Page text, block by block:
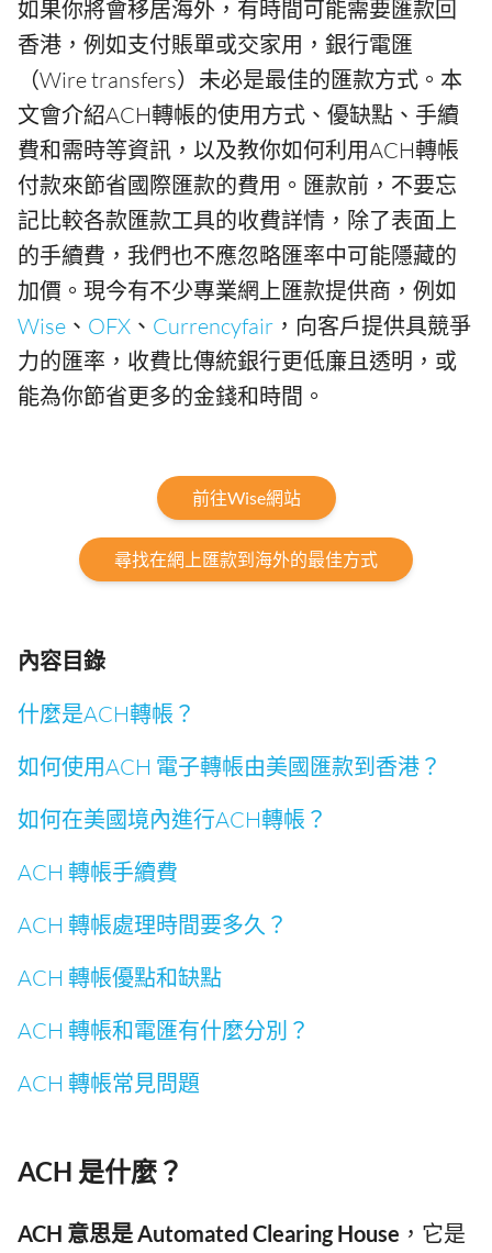
如果你將會移居海外，有時間可能需要匯款回
香港，例如支付賬單或交家用，銀行電匯
（Wire transfers）未必是最佳的匯款方式。本
文會介紹ACH轉帳的使用方式、優缺點、手續
費和需時等資訊，以及教你如何利用ACH轉帳
付款來節省國際匯款的費用。匯款前，不要忘
記比較各款匯款工具的收費詳情，除了表面上
的手續費，我們也不應忽略匯率中可能隱藏的
加價。現今有不少專業網上匯款提供商，例如
Wise 、 OFX 、 Currencyfair ，向客戶提供具競爭
力的匯率，收費比傳統銀行更低廉且透明，或
能為你節省更多的金錢和時間。
前往Wise網站
尋找在網上匯款到海外的最佳方式
內容目錄
什麼是ACH轉帳？
如何使用ACH 電子轉帳由美國匯款到香港？
如何在美國境內進行ACH轉帳？
ACH 轉帳手續費
ACH 轉帳處理時間要多久？
ACH 轉帳優點和缺點
ACH 轉帳和電匯有什麼分別？
ACH 轉帳常見問題
ACH 是什麼？
ACH 意思是 Automated Clearing House ，它是